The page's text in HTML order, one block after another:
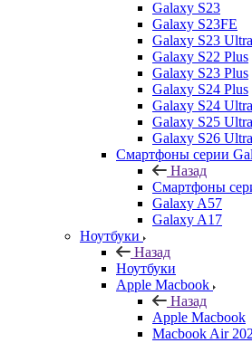
Galaxy S23
Galaxy S23FE
Galaxy S23 Ultra
Galaxy S22 Plus
Galaxy S23 Plus
Galaxy S24 Plus
Galaxy S24 Ultra
Galaxy S25 Ultra
Galaxy S26 Ultra
Смартфоны серии
Назад
Смартфоны
Galaxy A57
Galaxy A17
Ноутбуки
Назад
Ноутбуки
Apple Macbook
Назад
Apple Macbook
Macbook Air